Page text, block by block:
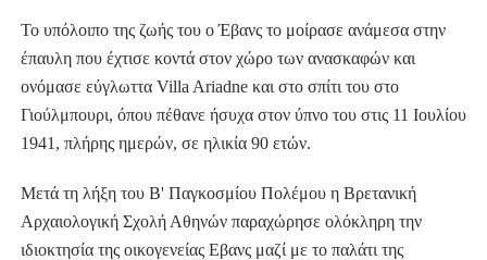
Το υπόλοιπο της ζωής του ο Έβανς το μοίρασε ανάμεσα στην
έπαυλη που έχτισε κοντά στον χώρο των ανασκαφών και
ονόμασε εύγλωττα Villa Ariadne και στο σπίτι του στο
Γιούλμπουρι, όπου πέθανε ήσυχα στον ύπνο του στις 11 Ιουλίου
1941, πλήρης ημερών, σε ηλικία 90 ετών.
Μετά τη λήξη του Β' Παγκοσμίου Πολέμου η Βρετανική
Αρχαιολογική Σχολή Αθηνών παραχώρησε ολόκληρη την
ιδιοκτησία της οικογενείας Εβανς μαζί με το παλάτι της